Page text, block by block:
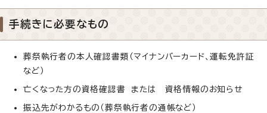
手続きに必要なもの
葬祭執行者の本人確認書類（マイナンバーカード、運転免許証
など）
亡くなった方の資格確認書 または 資格情報のお知らせ
振込先がわかるもの（葬祭執行者の通帳など）